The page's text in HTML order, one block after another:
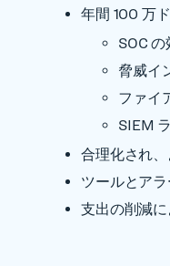
年間 100 万
SOC
脅威イ
ファイ
SIEM
合理化され
ツールとア
支出の削減